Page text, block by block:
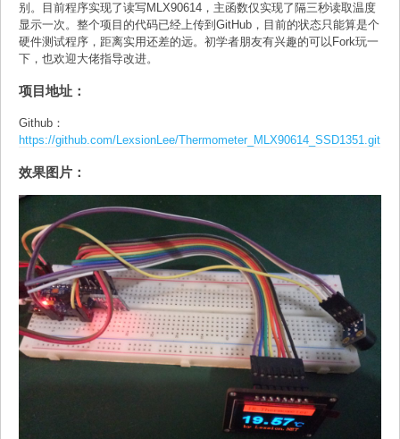
别。目前程序实现了读写MLX90614，主函数仅实现了隔三秒读取温度
显示一次。整个项目的代码已经上传到GitHub，目前的状态只能算是个
硬件测试程序，距离实用还差的远。初学者朋友有兴趣的可以Fork玩一
下，也欢迎大佬指导改进。
项目地址：
Github：
https://github.com/LexsionLee/Thermometer_MLX90614_SSD1351.git
效果图片：